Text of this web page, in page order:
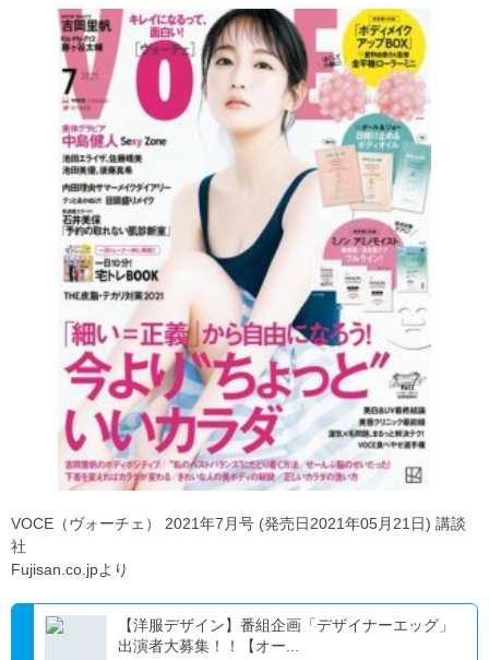
VOCE（ヴォーチェ） 2021年7月号 (発売日2021年05月21日) 講談
社
Fujisan.co.jpより
【洋服デザイン】番組企画「デザイナーエッグ」
出演者大募集！！【オー...